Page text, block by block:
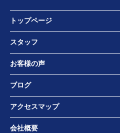
トップページ
スタッフ
お客様の声
ブログ
アクセスマップ
会社概要